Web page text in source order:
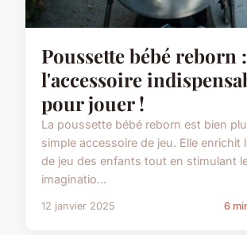
Poussette bébé reborn :
l'accessoire
pour jouer !
La poussette bébé reborn est bien
simple accessoire de jeu. Elle enrichit
de jeu des enfants tout en stimulant
imaginatio...
12 janvier 2025 6